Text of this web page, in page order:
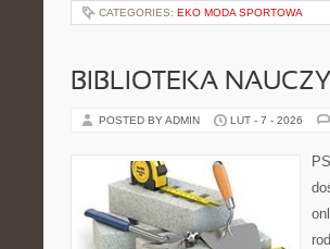
CATEGORIES: EKO MODA SPORTOWA
BIBLIOTEKA
POSTED BY ADMIN LUT - 7 - 2026